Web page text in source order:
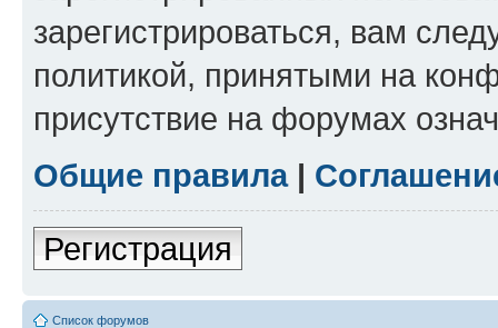
зарегистрироваться, вам
политикой, принятыми на
присутствие на форумах
Общие правила|
Регистрация
Список форумов